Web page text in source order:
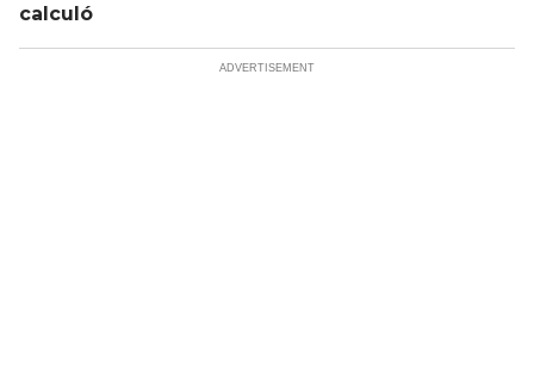
calculó